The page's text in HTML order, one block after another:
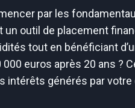
par les
un outil de placement
tout en bénéficiant
euros après 20 ans ?
intérêts générés par